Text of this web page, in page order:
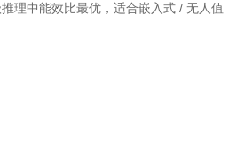
理中能效比最优，适合嵌入式 / 无人值